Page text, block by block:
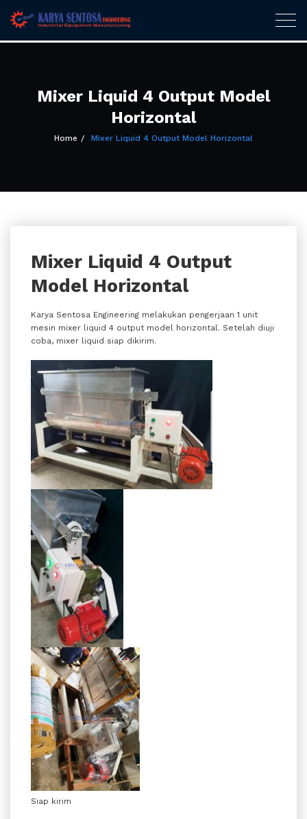
Karya Sentosa
Engineering
Mixer Liquid 4 Output Model
Horizontal
Home Mixer Liquid 4 Output Model Horizontal
Mixer Liquid 4 Output
Model Horizontal
Karya Sentosa Engineering melakukan pengerjaan 1 unit
mesin mixer liquid 4 output model horizontal. Setelah diuji
coba, mixer liquid siap dikirim.
Siap kirim